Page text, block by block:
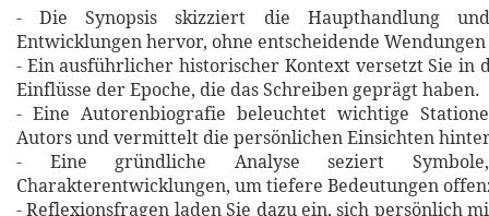
- Die Synopsis skizziert die Haupthandlung
Entwicklungen hervor, ohne entscheidende
- Ein ausführlicher historischer Kontext versetzt Sie in
Einflüsse der Epoche, die das Schreiben geprägt haben.
- Eine Autorenbiografie beleuchtet wichtige
Autors und vermittelt die persönlichen Einsichten
- Eine gründliche Analyse seziert
Charakterentwicklungen, um tiefere Bedeutungen
- Reflexionsfragen laden Sie dazu ein, sich persönlich